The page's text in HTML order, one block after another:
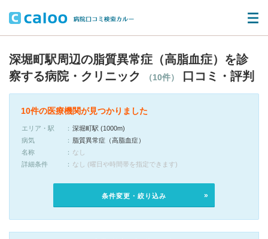
深堀町駅周辺の脂質異常症（高脂血症）を診
察する病院・クリニック
（10件） 口コミ・評判
10件の医療機関が見つかりました
エリア・駅
深堀町駅 (1000m)
病気
脂質異常症（高脂血症）
名称
なし
詳細条件
なし (曜日や時間帯を指定できます)
条件変更・絞り込み